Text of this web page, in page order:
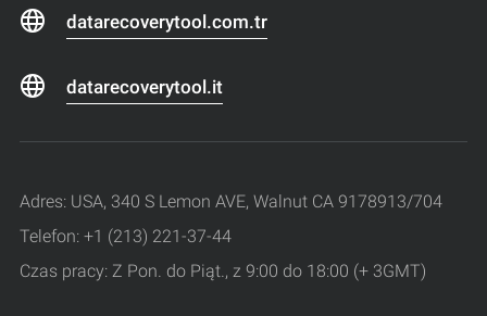
datarecoverytool.com.tr
datarecoverytool.it
Adres: USA, 340 S Lemon AVE, Walnut CA 9178913/704
Telefon: +1 (213) 221-37-44
Czas pracy: Z Pon. do Piąt., z 9:00 do 18:00 (+ 3GMT)